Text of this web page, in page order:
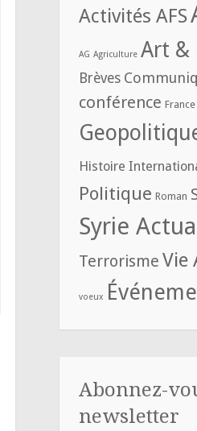
Activités AFS
AG Agriculture Art &
Brèves
conférence
Histoire
Politique Roman
Syrie
Terrorisme Vie
voeux
Abonnez-
newsletter